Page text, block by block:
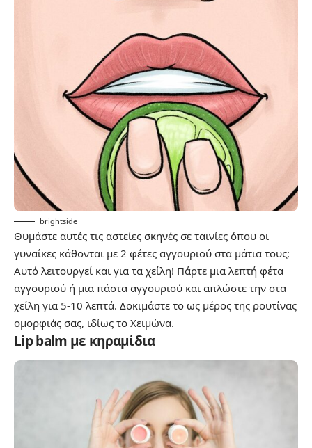
brightside
Θυμάστε αυτές τις αστείες σκηνές σε ταινίες όπου οι
γυναίκες κάθονται με 2 φέτες αγγουριού στα μάτια τους;
Αυτό λειτουργεί και για τα χείλη! Πάρτε μια λεπτή φέτα
αγγουριού ή μια πάστα αγγουριού και απλώστε την στα
χείλη για 5-10 λεπτά. Δοκιμάστε το ως μέρος της ρουτίνας
ομορφιάς σας, ιδίως το Χειμώνα.
Lip balm με κηραμίδια